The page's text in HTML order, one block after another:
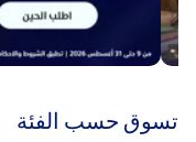
‫تسوق حسب الفئة‬